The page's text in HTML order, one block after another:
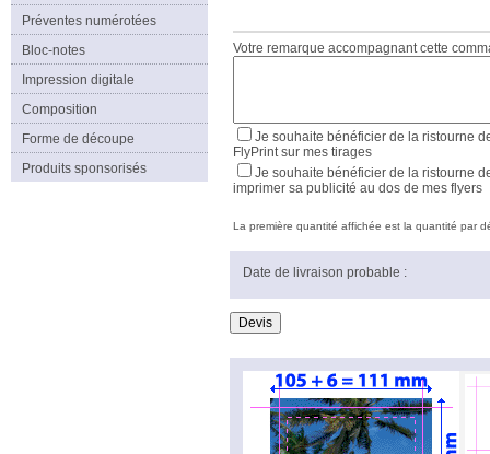
Préventes numérotées
Bloc-notes
Impression digitale
Composition
Forme de découpe
Produits sponsorisés
Votre remarque accompagnant cette
Je souhaite bénéficier de la ristourne
FlyPrint sur mes tirages
Je souhaite bénéficier de la ristourne
imprimer sa publicité au dos de mes flyers
La première quantité affichée est la quantité par
Date de livraison probable :